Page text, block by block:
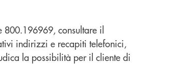
800.196969, consultare il
indirizzi e recapiti telefonici,
la possibilità per il cliente di